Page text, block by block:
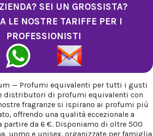
SEI UN GROSSISTA?
LE NOSTRE TARIFFE PER I
PROFESSIONISTI
— Profumi equivalenti per tutti i gusti
distributori di profumi equivalenti con
fragranze si ispirano ai profumi più
offrendo una qualità eccezionale a
partire da 6 €. Disponiamo di oltre 500
uomo e unisex, organizzate per famiglia